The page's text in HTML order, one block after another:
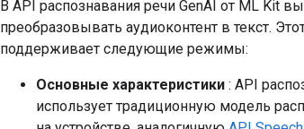
В API распознавания речи GenAI от ML Kit
преобразовывать аудиоконтент в текст.
поддерживает следующие режимы:
Основные характеристики : API
использует традиционную модель